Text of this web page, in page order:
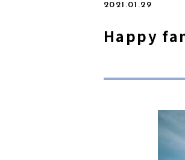
2021.01.29
Happy